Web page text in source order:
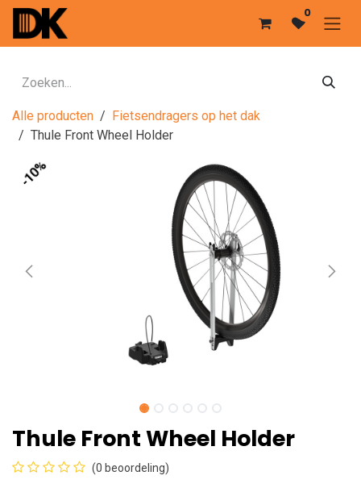
Overslaan naar inhoud 0
Alle producten
Fietsendragers op het dak
Thule Front Wheel Holder
-10%
Thule Front Wheel Holder
(0 beoordeling)